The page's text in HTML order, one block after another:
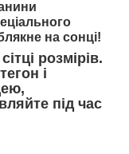
на сонці!
розмірів.
і
під час